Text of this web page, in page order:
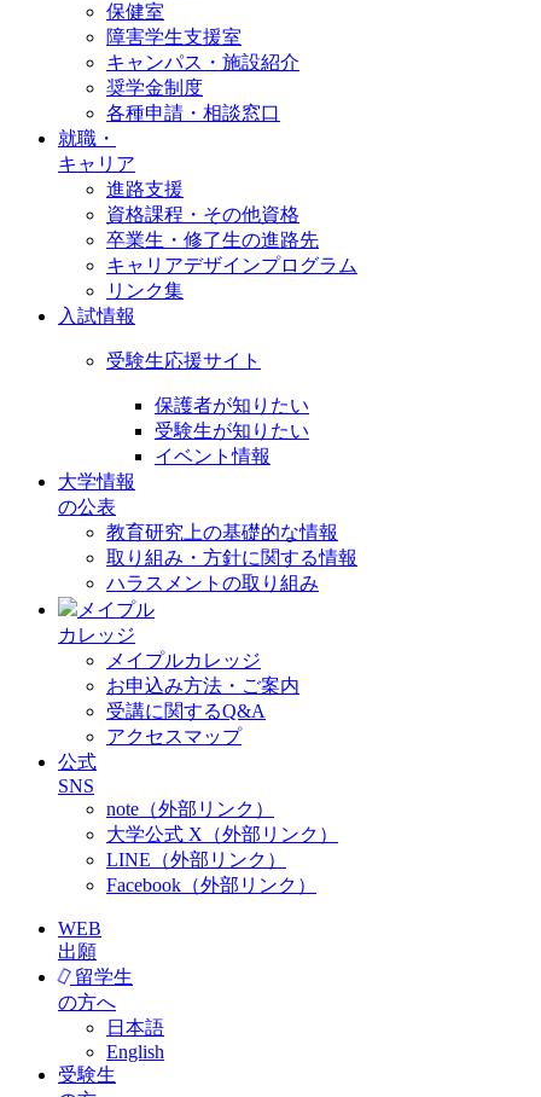
保健室
障害学生支援室
キャンパス・施設紹介
奨学金制度
各種申請・相談窓口
就職・
キャリア
進路支援
資格課程・その他資格
卒業生・修了生の進路先
キャリアデザインプログラム
リンク集
入試情報
受験生応援サイト
保護者が知りたい
受験生が知りたい
イベント情報
大学情報
の公表
教育研究上の基礎的な情報
取り組み・方針に関する情報
ハラスメントの取り組み
メイプル
カレッジ
メイプルカレッジ
お申込み方法・ご案内
受講に関するQ&A
アクセスマップ
公式
SNS
note（外部リンク）
大学公式 X（外部リンク）
LINE（外部リンク）
Facebook（外部リンク）
WEB
出願
留学生
の方へ
日本語
English
受験生